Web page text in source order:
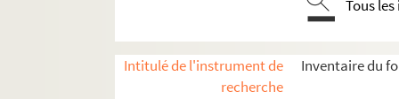
Tous
Intitulé de l'instrument de
recherche
Inventaire du